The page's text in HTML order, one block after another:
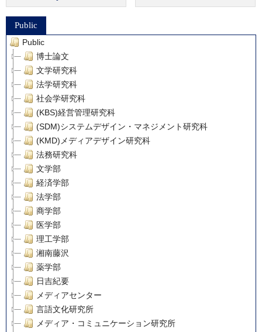
Public
Public
博士論文
文学研究科
法学研究科
社会学研究科
(KBS)経営管理研究科
(SDM)システムデザイン・マネジメント研究科
(KMD)メディアデザイン研究科
法務研究科
文学部
経済学部
法学部
商学部
医学部
理工学部
湘南藤沢
薬学部
日吉紀要
メディアセンター
言語文化研究所
メディア・コミュニケーション研究所